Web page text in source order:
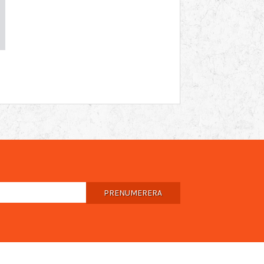
PRENUMERERA